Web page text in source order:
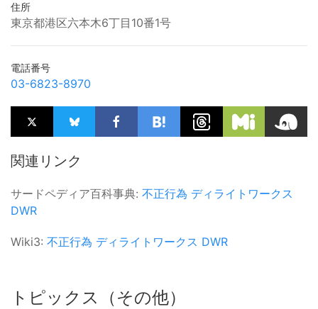
住所
東京都港区六本木6丁目10番1号
電話番号
03-6823-8970
関連リンク
サードペディア百科事典: 不正行為 ディライトワークス
DWR
Wiki3: 不正行為 ディライトワークス DWR
トピックス（その他）